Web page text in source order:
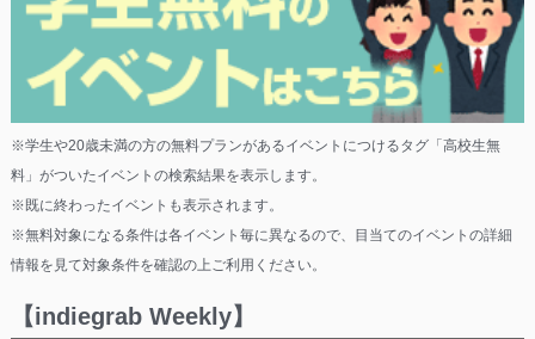
※学生や20歳未満の方の無料プランがあるイベントにつけるタグ「高校生無
料」がついたイベントの検索結果を表示します。
※既に終わったイベントも表示されます。
※無料対象になる条件は各イベント毎に異なるので、目当てのイベントの詳細
情報を見て対象条件を確認の上ご利用ください。
【indiegrab Weekly】